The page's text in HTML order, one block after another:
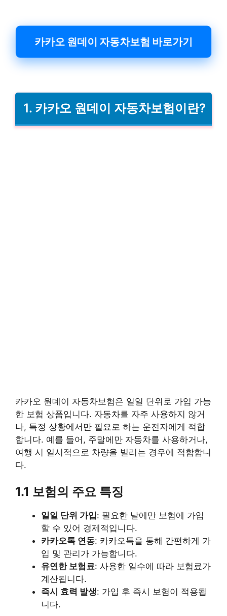
카카오 원데이 자동차보험 바로가기
1. 카카오 원데이 자동차보험이란?
카카오 원데이 자동차보험은 일일 단위로 가입 가능
한 보험 상품입니다. 자동차를 자주 사용하지 않거
나, 특정 상황에서만 필요로 하는 운전자에게 적합
합니다. 예를 들어, 주말에만 자동차를 사용하거나,
여행 시 일시적으로 차량을 빌리는 경우에 적합합니
다.
1.1 보험의 주요 특징
일일 단위 가입: 필요한 날에만 보험에 가입
할 수 있어 경제적입니다.
카카오톡 연동: 카카오톡을 통해 간편하게 가
입 및 관리가 가능합니다.
유연한 보험료: 사용한 일수에 따라 보험료가
계산됩니다.
즉시 효력 발생: 가입 후 즉시 보험이 적용됩
니다.